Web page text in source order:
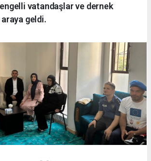
vatandaşlar ve dernek
geldi.